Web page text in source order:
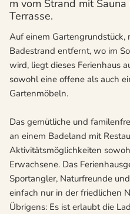
m vom Strand mit
Terrasse.
Auf einem Gartengrundstück,
Badestrand entfernt, wo im
wird, liegt dieses Ferienhaus
sowohl eine offene als auch
Gartenmöbeln.
Das gemütliche und
an einem Badeland mit
Aktivitätsmöglichkeiten
Erwachsene. Das
Sportangler, Naturfreunde
einfach nur in der friedlichen
Übrigens: Es ist erlaubt die